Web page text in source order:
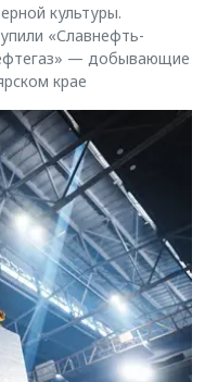
культуры.
«Славнефть-
— добывающие
крае